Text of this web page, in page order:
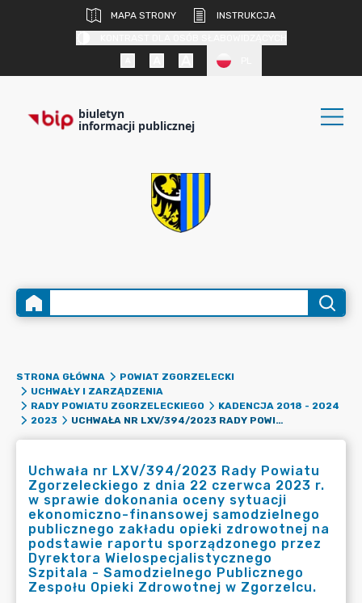
MAPA STRONY
INSTRUKCJA
biuletyn
informacji publicznej
STRONA GŁÓWNA
POWIAT ZGORZELECKI
UCHWAŁY I ZARZĄDZENIA
RADY POWIATU ZGORZELECKIEGO
KADENCJA 2018 - 2024
2023
UCHWAŁA NR LXV/394/2023 RADY POWIATU ZGORZELECKIEGO Z DNIA 22 CZERWCA 2023 R. W SPRAWIE DOKONANIA OCENY SYTUACJI EKONOMICZNO-FINANSOWEJ SAMODZIELNEGO PUBLICZNEGO ZAKŁADU OPIEKI ZDROWOTNEJ NA PODSTAWIE RAPORTU SPORZĄDZONEGO PRZEZ DYREKTORA WIELOSPECJALISTYCZNEGO SZPITALA - SAMODZIELNEGO PUBLICZNEGO ZESPOŁU OPIEKI ZDROWOTNEJ W ZGORZELCU.
Uchwała nr LXV/394/2023 Rady Powiatu
Zgorzeleckiego z dnia 22 czerwca 2023 r.
w sprawie dokonania oceny sytuacji
ekonomiczno-finansowej samodzielnego
publicznego zakładu opieki zdrowotnej na
podstawie raportu sporządzonego przez
Dyrektora Wielospecjalistycznego
Szpitala - Samodzielnego Publicznego
Zespołu Opieki Zdrowotnej w Zgorzelcu.